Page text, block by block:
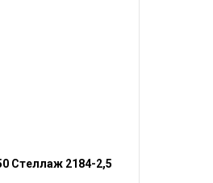
Стеллаж 2184-2,5